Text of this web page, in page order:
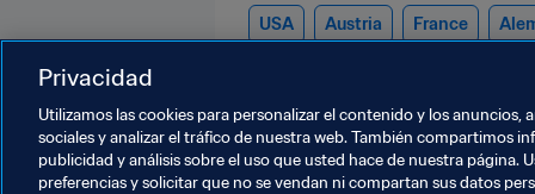
USA Austria France
Privacidad
Utilizamos las cookies para personalizar el contenido y los anuncios,
sociales y analizar el tráfico de nuestra web. También compartimos
publicidad y análisis sobre el uso que usted hace de nuestra página.
preferencias y solicitar que no se vendan ni compartan sus datos